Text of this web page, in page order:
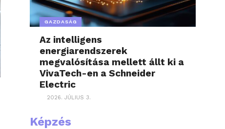
GAZDASÁG
Az intelligens
energiarendszerek
megvalósítása mellett állt ki a
VivaTech-en a Schneider
Electric
2026. JÚLIUS 3.
Képzés